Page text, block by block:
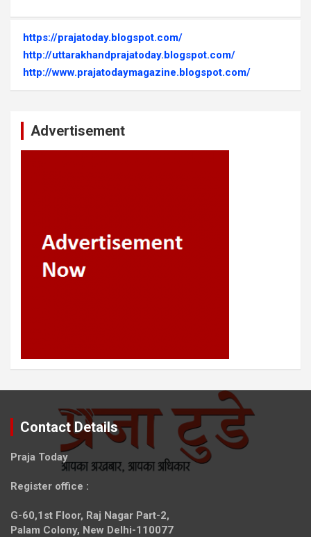
https://prajatoday.blogspot.com/
http://uttarakhandprajatoday.blogspot.com/
http://www.prajatodaymagazine.blogspot.com/
Advertisement
Contact Details
Praja Today
Register office :
G-60,1st Floor, Raj Nagar Part-2,
Palam Colony, New Delhi-110077